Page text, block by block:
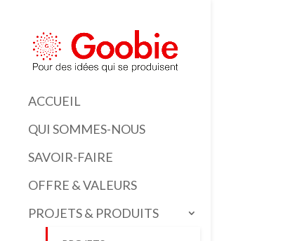
ACCUEIL
QUI SOMMES-NOUS
SAVOIR-FAIRE
OFFRE & VALEURS
PROJETS & PRODUITS